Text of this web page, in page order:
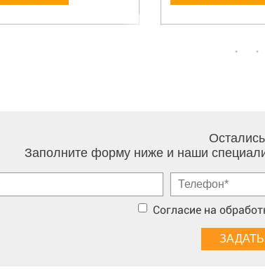
Заполните форму ниже и наши
Согласие на